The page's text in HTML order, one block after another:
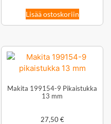
Lisää ostoskoriin
Makita 199154-9 Pikaistukka
13 mm
27,50€